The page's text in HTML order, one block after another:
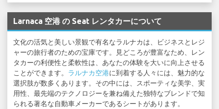
Larnaca 空港 の Seat レンタカーについて
文化の活気と美しい景観で有名なラルナカは、ビジネスとレジ
ャーの旅行者のための宝庫です。見どころが豊富なため、レン
タカーの利便性と柔軟性は、あなたの体験を大いに向上させる
ことができます。 ラルナカ空港に到着する人々には、魅力的な
選択肢が数多くあります。その中には、スポーティな美学、実
用性、最先端のテクノロジーを兼ね備えた独特なブレンドで知
られる著名な自動車メーカーであるシートがあります。